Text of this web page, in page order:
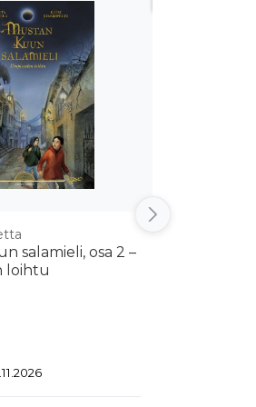
salamieli, osa 2 –
loihtu